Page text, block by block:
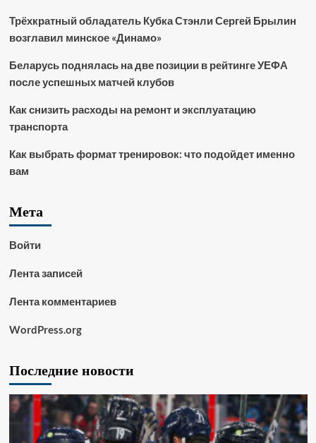
Трёхкратный обладатель Кубка Стэнли Сергей Брылин
возглавил минское «Динамо»
Беларусь поднялась на две позиции в рейтинге УЕФА
после успешных матчей клубов
Как снизить расходы на ремонт и эксплуатацию
транспорта
Как выбрать формат тренировок: что подойдет именно
вам
Мета
Войти
Лента записей
Лента комментариев
WordPress.org
Последние новости